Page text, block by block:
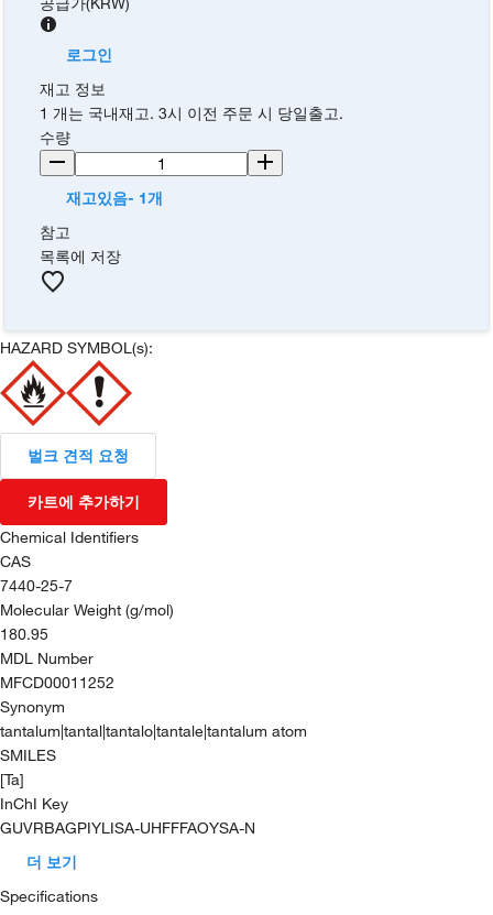
로그인
재고 정보
1 개는 국내재고. 3시 이전 주문 시 당일출고.
수량
재고있음- 1개
참고
목록에 저장
HAZARD SYMBOL(s):
벌크 견적 요청
카트에 추가하기
Chemical Identifiers
CAS
7440-25-7
Molecular Weight (g/mol)
180.95
MDL Number
MFCD00011252
Synonym
tantalum|tantal|tantalo|tantale|tantalum atom
SMILES
[Ta]
InChI Key
GUVRBAGPIYLISA-UHFFFAOYSA-N
더 보기
Specifications